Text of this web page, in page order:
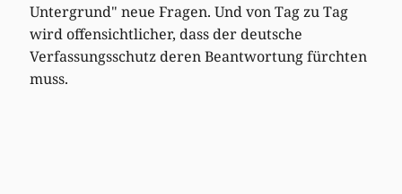
Untergrund" neue Fragen. Und von Tag zu Tag
wird offensichtlicher, dass der deutsche
Verfassungsschutz deren Beantwortung fürchten
muss.